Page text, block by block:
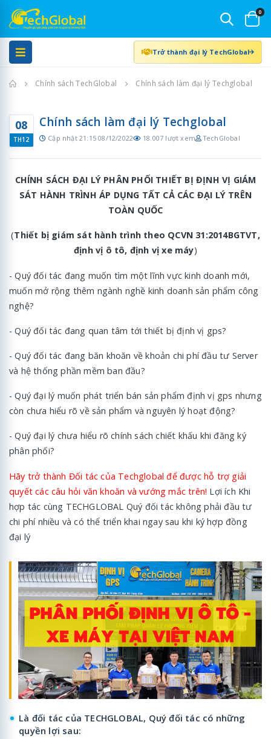
0
Trở thành đại lý TechGlobal
Trang chủChính sách TechGlobal Chính sách làm đại lý Techglobal
08
TH12
Chính sách làm đại lý Techglobal
Cập nhật 21:15 08/12/2022 18.007 lượt xem TechGlobal
CHÍNH SÁCH ĐẠI LÝ PHÂN PHỐI THIẾT BỊ ĐỊNH VỊ GIÁM
SÁT HÀNH TRÌNH ÁP DỤNG TẤT CẢ CÁC ĐẠI LÝ TRÊN
TOÀN QUỐC
(Thiết bị giám sát hành trình theo QCVN 31:2014BGTVT,
định vị ô tô, định vị xe máy)
- Quý đối tác đang muốn tìm một lĩnh vực kinh doanh mới,
muốn mở rộng thêm ngành nghề kinh doanh sản phẩm công
nghệ?
- Quý đối tác đang quan tâm tới thiết bị định vị gps?
- Quý đối tác đang băn khoăn về khoản chi phí đầu tư Server
và hệ thống phần mềm ban đầu?
- Quý đại lý muốn phát triển bán sản phẩm định vị gps nhưng
còn chưa hiểu rõ về sản phẩm và nguyên lý hoạt động?
- Quý đại lý chưa hiểu rõ chính sách chiết khấu khi đăng ký
phân phối?
Hãy trở thành Đối tác của Techglobal để được hỗ trợ giải
quyết các câu hỏi văn khoăn và vướng mắc trên! Lợi ích Khi
hợp tác cùng TECHGLOBAL Quý đối tác không phải đầu tư
chi phí nhiều và có thể triển khai ngay sau khi ký hợp đồng
đại lý
Là đối tác của TECHGLOBAL, Quý đối tác có những
quyền lợi sau: